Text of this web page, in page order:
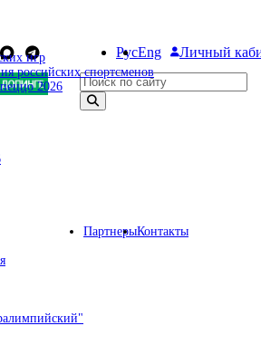
РусEng
Личный
Поиск по сайту
игр
российских спортсменов
2026
ПартнерыКонтакты